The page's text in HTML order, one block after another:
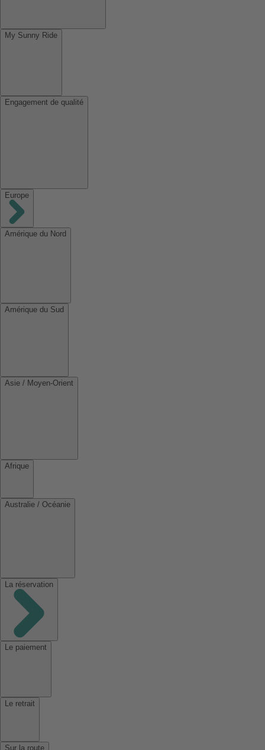
My Sunny Ride
Engagement de qualité
Europe
Amérique du Nord
Amérique du Sud
Asie / Moyen-Orient
Afrique
Australie / Océanie
La réservation
Le paiement
Le retrait
Sur la route